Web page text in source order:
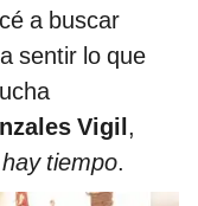
a buscar
sentir lo que
Vigil,
tiempo.